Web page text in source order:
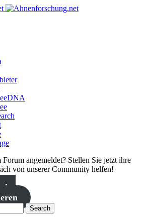
angemeldet? Stellen Sie jetzt ihre
von unserer Community helfen!
Search